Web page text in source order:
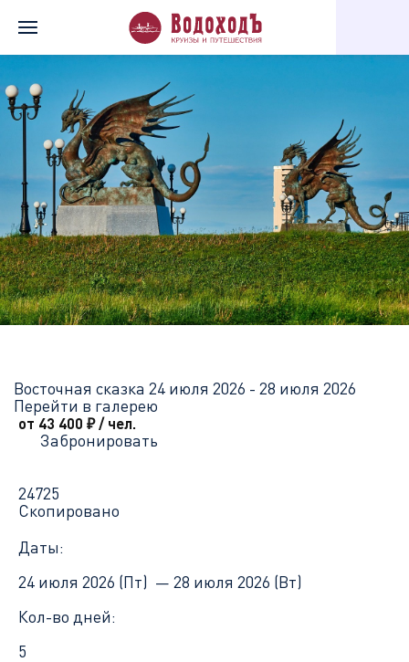
Восточная сказка 24 июля 2026 - 28 июля 2026
Перейти в галерею
от 43 400 ₽/ чел.
Забронировать
24725
Скопировано
Даты:
24 июля 2026 (Пт) — 28 июля 2026 (Вт)
Кол-во дней:
5